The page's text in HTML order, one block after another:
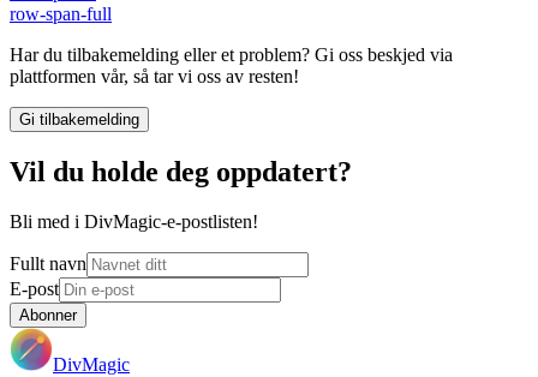
row-span-full
Har du tilbakemelding eller et problem? Gi oss beskjed via
plattformen vår, så tar vi oss av resten!
Gi tilbakemelding
Vil du holde deg oppdatert?
Bli med i DivMagic-e-postlisten!
Fullt navn
E-post
Abonner
DivMagic